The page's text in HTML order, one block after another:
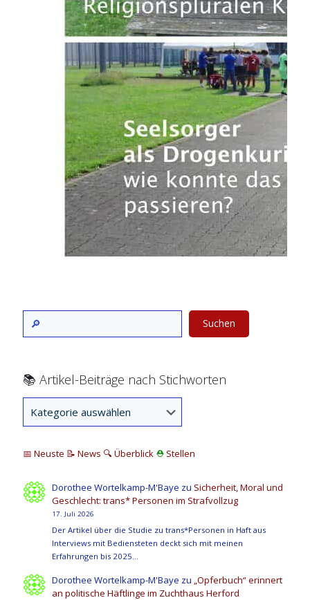
Suchen
📚 Artikel-Beiträge nach Stichworten
📅 Neuste 📝 News 🔍 Überblick ⛑ Stellen
Dorothee Wortelkamp-M'Baye zu Sicherheit, Moral und
Geschlecht: trans* Personen im Strafvollzug
17. Juli 2026
Der Artikel über die Studie zu trans*Personen in Haft aus
Interviews mit Bediensteten deckt sich mit meinen
Erfahrungen bis 2025…
Dorothee Wortelkamp-M'Baye zu „Opferbuch“ erinnert
an politische Häftlinge im Zuchthaus Herford